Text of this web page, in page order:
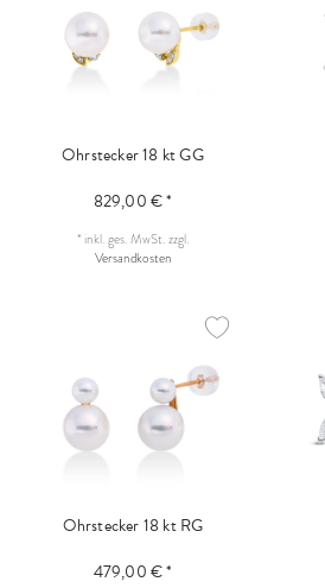
Ohrstecker 18 kt GG
829,00 € *
* inkl. ges. MwSt.zzgl.
Versandkosten
Ohrstecker 18 kt RG
479,00 € *